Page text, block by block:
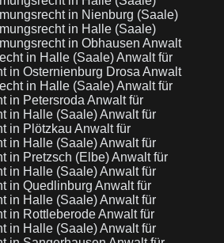
in Nienburg (Saale)
in Halle (Saale)
in Obhausen Anwalt
in Halle (Saale)Anwalt für
in Osternienburg Drosa Anwalt
in Halle (Saale)Anwalt für
in Petersroda Anwalt für
in Halle (Saale)Anwalt für
in Plötzkau Anwalt für
in Halle (Saale)Anwalt für
in Pretzsch (Elbe)Anwalt für
in Halle (Saale)Anwalt für
in Quedlinburg Anwalt für
in Halle (Saale)Anwalt für
in RottleberodeAnwalt für
in Halle (Saale)Anwalt für